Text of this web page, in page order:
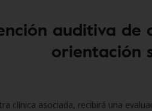
auditiva de
orientación
clínica asociada, recibirá una